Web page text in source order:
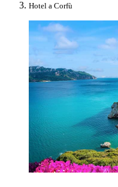
Hotel a Corfù